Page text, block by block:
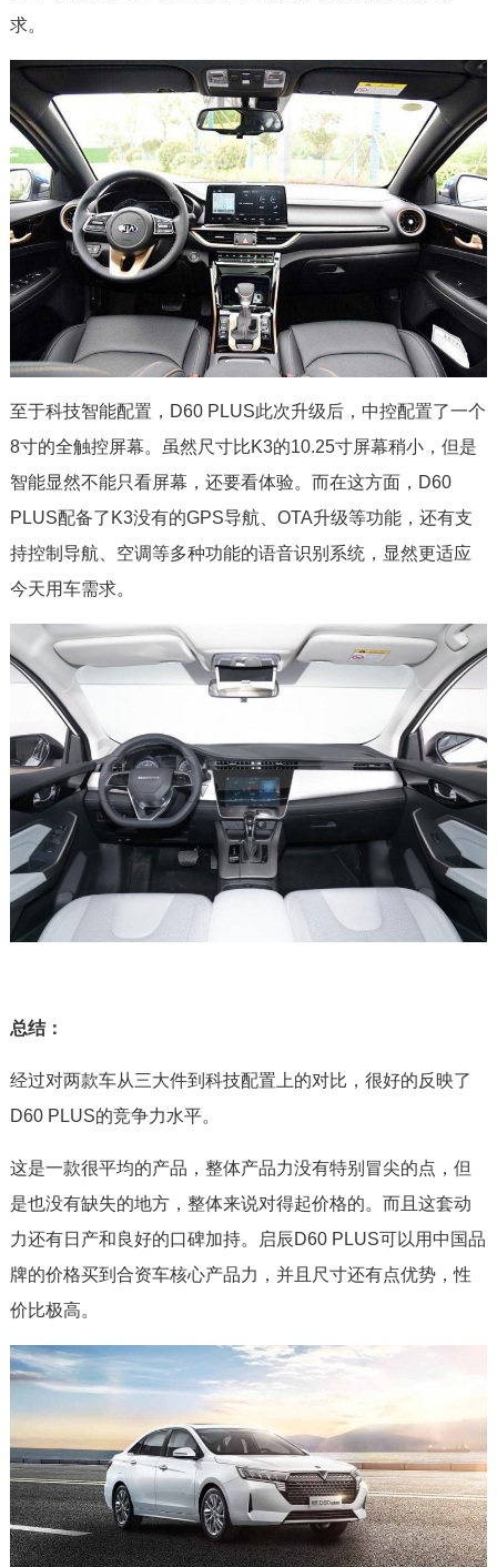
求。
至于科技智能配置，D60 PLUS此次升级后，中控配置了一个
8寸的全触控屏幕。虽然尺寸比K3的10.25寸屏幕稍小，但是
智能显然不能只看屏幕，还要看体验。而在这方面，D60
PLUS配备了K3没有的GPS导航、OTA升级等功能，还有支
持控制导航、空调等多种功能的语音识别系统，显然更适应
今天用车需求。
总结：
经过对两款车从三大件到科技配置上的对比，很好的反映了
D60 PLUS的竞争力水平。
这是一款很平均的产品，整体产品力没有特别冒尖的点，但
是也没有缺失的地方，整体来说对得起价格的。而且这套动
力还有日产和良好的口碑加持。启辰D60 PLUS可以用中国品
牌的价格买到合资车核心产品力，并且尺寸还有点优势，性
价比极高。